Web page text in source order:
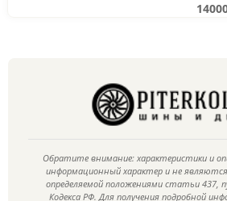
Обратите внимание: характеристики и
информационный характер и не
определяемой положениями статьи 437,
Кодекса РФ. Для получения подробной